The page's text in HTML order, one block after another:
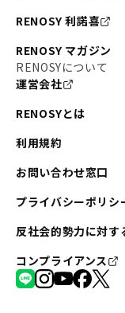
RENOSY 利諾喜
RENOSY マガジン
RENOSYについて
運営会社
RENOSYとは
利用規約
お問い合わせ窓口
プライバシーポリシ
反社会的勢力に対す
コンプライアンス